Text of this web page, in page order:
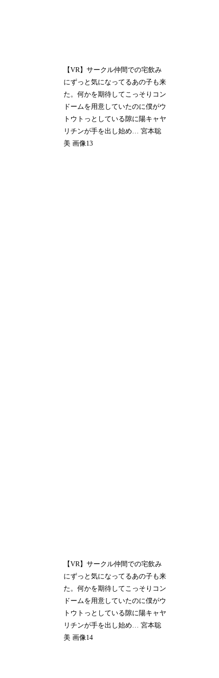
【VR】サークル仲間での宅飲み
にずっと気になってるあの子も来
た。何かを期待してこっそりコン
ドームを用意していたのに僕がウ
トウトっとしている隙に陽キャヤ
リチンが手を出し始め… 宮本聡
美 画像13
【VR】サークル仲間での宅飲み
にずっと気になってるあの子も来
た。何かを期待してこっそりコン
ドームを用意していたのに僕がウ
トウトっとしている隙に陽キャヤ
リチンが手を出し始め… 宮本聡
美 画像14